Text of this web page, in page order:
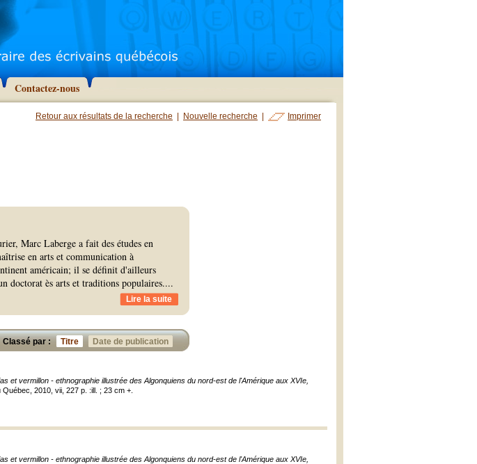
Contactez-nous
Retour aux résultats de la recherche Nouvelle recherche Imprimer
Marc Laberge a fait des études en
en arts et communication à
américain; il se définit d'ailleurs
doctorat ès arts et traditions populaires....
Lire la suite
Classé par : Titre Date de publication
et vermillon - ethnographie illustrée des Algonquiens du nord-est de l'Amérique aux XVIe,
2010, vii, 227 p. :ill. ; 23 cm +.
et vermillon - ethnographie illustrée des Algonquiens du nord-est de l'Amérique aux XVIe,